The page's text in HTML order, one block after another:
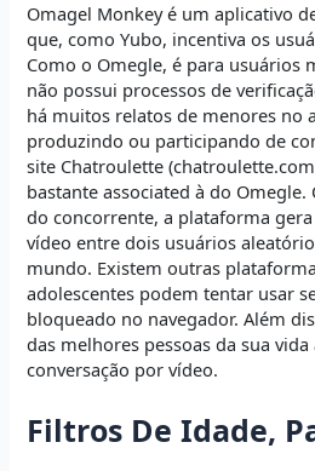
Omagel Monkey é um aplicativo
que, como Yubo, incentiva os
Como o Omegle, é para usuários
não possui processos de
há muitos relatos de menores no
produzindo ou participando de
site Chatroulette
bastante associated à do
do concorrente, a plataforma
vídeo entre dois usuários
mundo. Existem outras
adolescentes podem tentar usar
bloqueado no navegador. Além
das melhores pessoas da sua
conversação por vídeo.
Filtros De Idade,